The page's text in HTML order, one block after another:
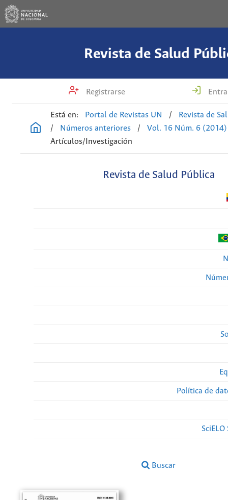
Revista de Salud
Registrarse
Está en: Portal de Revistas UN /
Revista de
/
Números anteriores /
Vol. 16 Núm. 6 (2014)
Artículos/Investigación
Revista de Salud Pública
Política de
Buscar